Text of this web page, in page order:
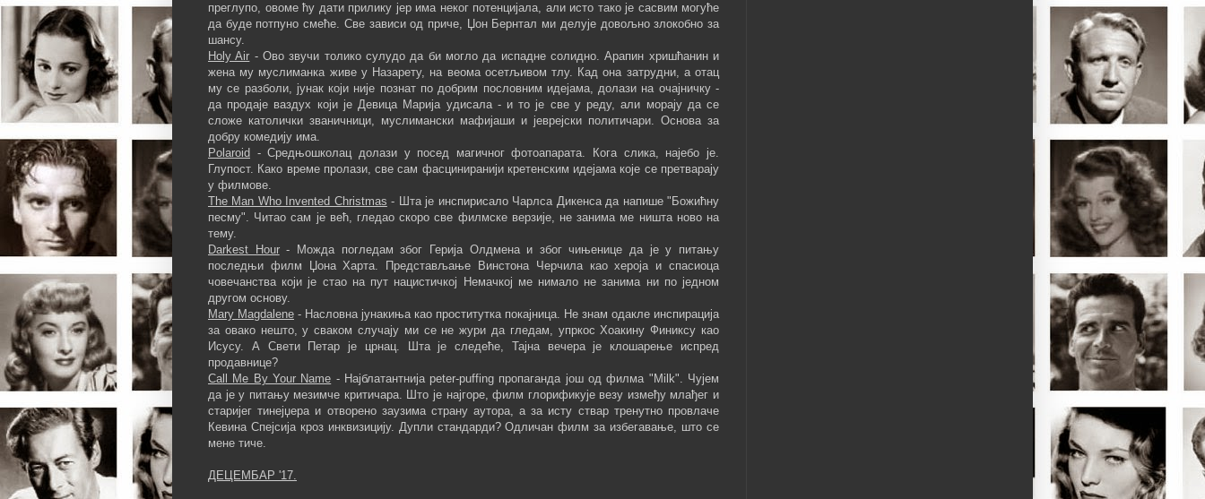
преглупо, овоме ћу дати прилику јер има неког потенцијала, али исто тако је сасвим могуће
да буде потпуно смеће. Све зависи од приче, Џон Бернтал ми делује довољно злокобно за
шансу.
Holy Air - Ово звучи толико сулудо да би могло да испадне солидно. Арапин хришћанин и
жена му муслиманка живе у Назарету, на веома осетљивом тлу. Кад она затрудни, а отац
му се разболи, јунак који није познат по добрим пословним идејама, долази на очајничку -
да продаје ваздух који је Девица Марија удисала - и то је све у реду, али морају да се
сложе католички званичници, муслимански мафијаши и јеврејски политичари. Основа за
добру комедију има.
Polaroid - Средњошколац долази у посед магичног фотоапарата. Кога слика, најебо је.
Глупост. Како време пролази, све сам фасциниранији кретенским идејама које се претварају
у филмове.
The Man Who Invented Christmas - Шта је инспирисало Чарлса Дикенса да напише "Божићну
песму". Читао сам је већ, гледао скоро све филмске верзије, не занима ме ништа ново на
тему.
Darkest Hour- Можда погледам због Герија Олдмена и због чињенице да је у питању
последњи филм Џона Харта. Представљање Винстона Черчила као хероја и спасиоца
човечанства који је стао на пут нацистичкој Немачкој ме нимало не занима ни по једном
другом основу.
Mary Magdalene - Насловна јунакиња као проститутка покајница. Не знам одакле инспирација
за овако нешто, у сваком случају ми се не жури да гледам, упркос Хоакину Финиксу као
Исусу. А Свети Петар је црнац. Шта је следеће, Тајна вечера је клошарење испред
продавнице?
Call Me By Your Name - Најблатантнија peter-puffing пропаганда још од филма "Milk". Чујем
да је у питању мезимче критичара. Што је најгоре, филм глорификује везу између млађег и
старијег тинејџера и отворено заузима страну аутора, а за исту ствар тренутно провлаче
Кевина Спејсија кроз инквизицију. Дупли стандарди? Одличан филм за избегавање, што се
мене тиче.
ДЕЦЕМБАР '17.